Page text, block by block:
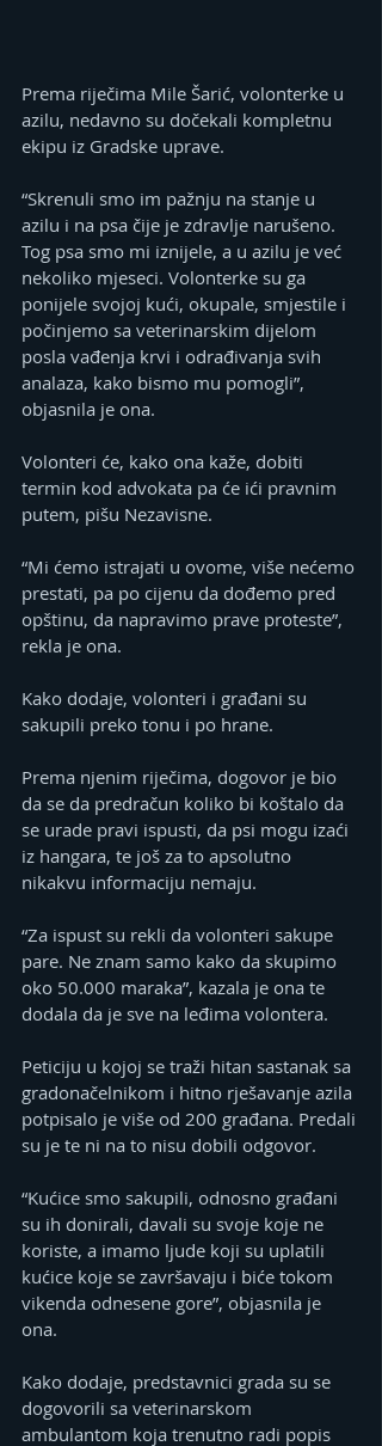
Prema riječima Mile Šarić, volonterke u
azilu, nedavno su dočekali kompletnu
ekipu iz Gradske uprave.
“Skrenuli smo im pažnju na stanje u
azilu i na psa čije je zdravlje narušeno.
Tog psa smo mi iznijele, a u azilu je već
nekoliko mjeseci. Volonterke su ga
ponijele svojoj kući, okupale, smjestile i
počinjemo sa veterinarskim dijelom
posla vađenja krvi i odrađivanja svih
analaza, kako bismo mu pomogli”,
objasnila je ona.
Volonteri će, kako ona kaže, dobiti
termin kod advokata pa će ići pravnim
putem, pišu Nezavisne.
“Mi ćemo istrajati u ovome, više nećemo
prestati, pa po cijenu da dođemo pred
opštinu, da napravimo prave proteste”,
rekla je ona.
Kako dodaje, volonteri i građani su
sakupili preko tonu i po hrane.
Prema njenim riječima, dogovor je bio
da se da predračun koliko bi koštalo da
se urade pravi ispusti, da psi mogu izaći
iz hangara, te još za to apsolutno
nikakvu informaciju nemaju.
“Za ispust su rekli da volonteri sakupe
pare. Ne znam samo kako da skupimo
oko 50.000 maraka”, kazala je ona te
dodala da je sve na leđima volontera.
Peticiju u kojoj se traži hitan sastanak sa
gradonačelnikom i hitno rješavanje azila
potpisalo je više od 200 građana. Predali
su je te ni na to nisu dobili odgovor.
“Kućice smo sakupili, odnosno građani
su ih donirali, davali su svoje koje ne
koriste, a imamo ljude koji su uplatili
kućice koje se završavaju i biće tokom
vikenda odnesene gore”, objasnila je
ona.
Kako dodaje, predstavnici grada su se
dogovorili sa veterinarskom
ambulantom koja trenutno radi popis